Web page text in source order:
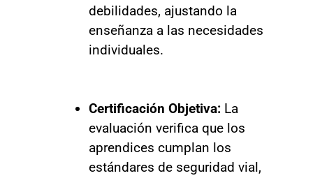
debilidades, ajustando la
enseñanza a las necesidades
individuales.
Certificación Objetiva:La
evaluación verifica que los
aprendices cumplan los
estándares de seguridad vial,